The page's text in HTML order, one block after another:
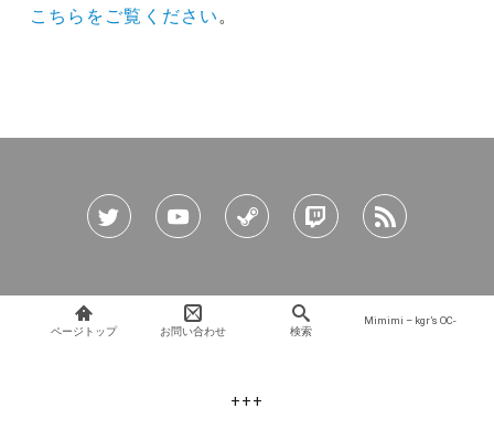
こちらをご覧ください 。
ページトップ お問い合わせ 検索
Mimimi – kgr’s OC-
+++